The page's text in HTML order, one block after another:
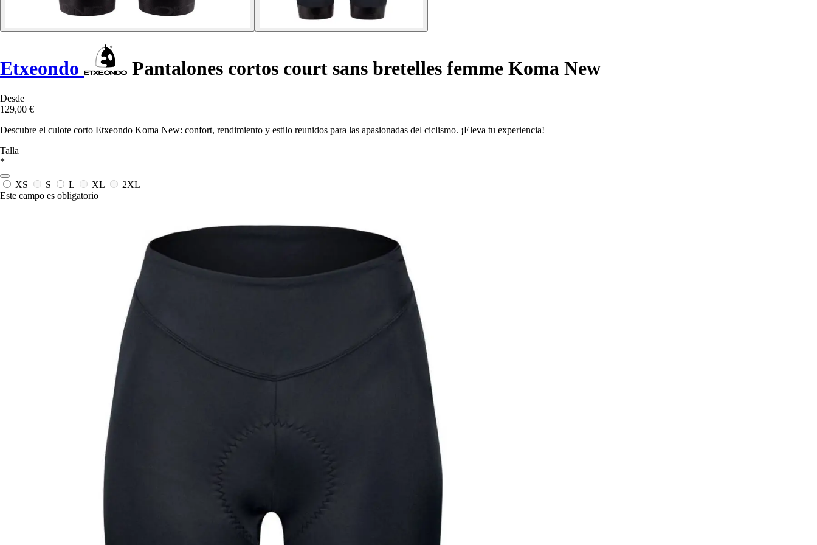
Etxeondo Pantalones cortos court sans bretelles femme Koma New
Desde
129,00 €
Descubre el culote corto Etxeondo Koma New: confort, rendimiento y estilo reunidos para las apasionadas del ciclismo. ¡Eleva tu experiencia!
Talla
*
XS S L XL
2XL
Este campo es obligatorio